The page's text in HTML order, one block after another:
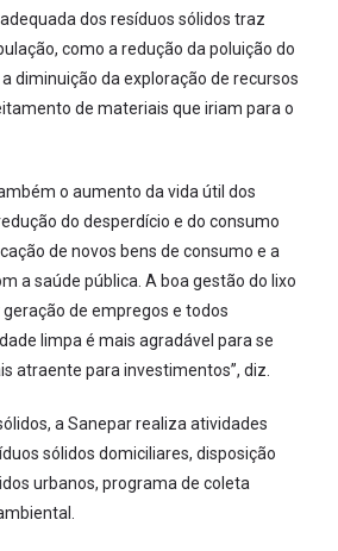
dos resíduos sólidos traz
como a redução da poluição do
a diminuição da exploração de recursos
de materiais que iriam para o
o aumento da vida útil dos
do desperdício e do consumo
de novos bens de consumo e a
a saúde pública. A boa gestão do lixo
de empregos e todos
limpa é mais agradável para se
atraente para investimentos”, diz.
a Sanepar realiza atividades
sólidos domiciliares, disposição
urbanos, programa de coleta